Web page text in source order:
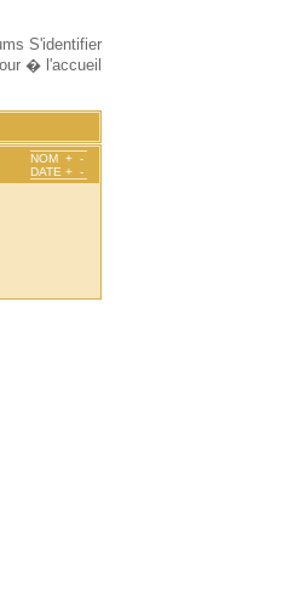
S'identifier
� l'accueil
NOM + -
DATE + -